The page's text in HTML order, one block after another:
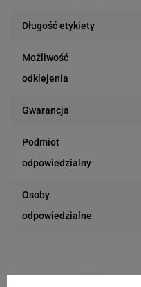
Długość etykiety
Możliwość
odklejenia
Gwarancja
Podmiot
odpowiedzialny
Osoby
odpowiedzialne
Kompatybilne